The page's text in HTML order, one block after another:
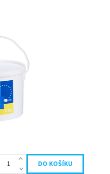
dávka chlóru ničí viry,